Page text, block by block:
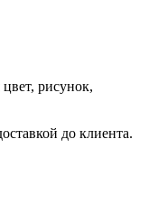
рисунок,
до клиента.